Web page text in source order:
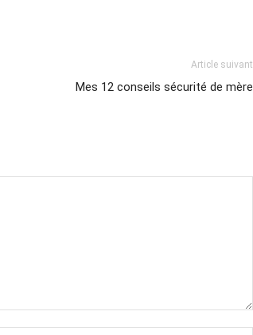
Article suivant
Mes 12 conseils sécurité de mère